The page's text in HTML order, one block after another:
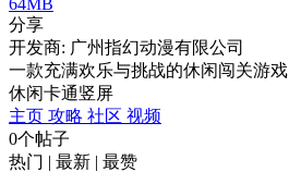
分享
开发商: 广州指幻动漫有限公司
一款充满欢乐与挑战的休闲闯关游戏
休闲卡通竖屏
主页 攻略 社区 视频
0个帖子
热门 | 最新 | 最赞